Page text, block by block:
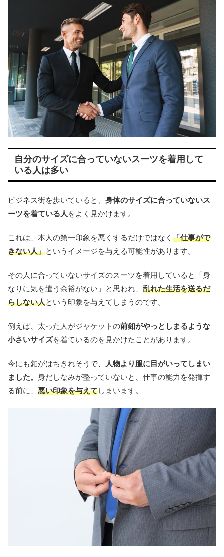
自分のサイズに合っていないスーツを着用して
いる人は多い
ビジネス街を歩いていると、 身体のサイズに合っていないス
ーツを着ている人 をよく見かけます。
これは、本人の第一印象を悪くするだけではなく 「仕事がで
きない人」というイメージを与える可能性があります。
その人に合っていないサイズのスーツを着用していると「身
なりに気を遣う余裕がない」と思われ、 乱れた生活を送るだ
らしない人という印象を与えてしまうのです。
例えば、太った人がジャケットの前釦がやっとしまるような
小さいサイズを着ているのを見かけたことがあります。
今にも釦がはちきれそうで、
人物より服に目がいってしまい
ました。 身だしなみが整っていないと、仕事の能力を発揮す
る前に、 悪い印象を与えてしまいます。